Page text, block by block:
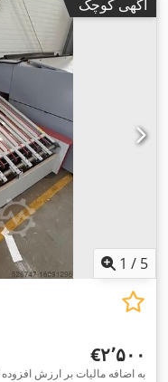
آگهی کوچک
1 / 5
‎€۲٬۵۰۰
VB به اضافه مالیات بر ارزش افزوده